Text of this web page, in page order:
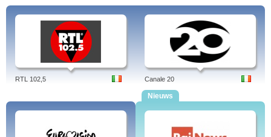
RTL 102,5 Canale 20
Nieuws